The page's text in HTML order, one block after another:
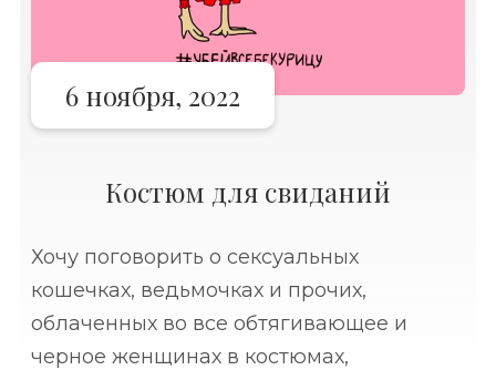
6 ноября, 2022
Костюм для свиданий
Хочу поговорить о сексуальных
кошечках, ведьмочках и прочих,
облаченных во все обтягивающее и
черное женщинах в костюмах,